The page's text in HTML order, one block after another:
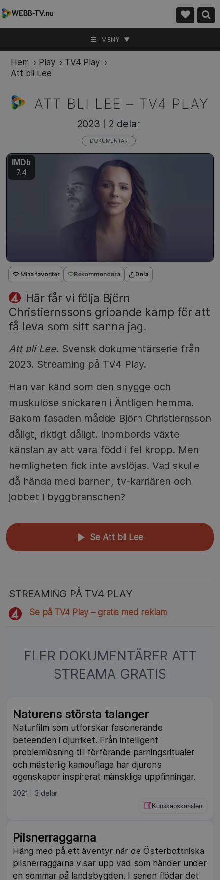
MENY ▼
Hem › Play › TV4 Play ›
Att bli Lee
ATT BLI LEE – TV4 PLAY
♡ Mina favoriter Rekommendera Dela
Här får vi följa Björn
Christiernssons gripande kamp för att
få leva som sitt sanna jag.
Att bli Lee. Svensk dokumentärserie från
2023. Streaming på TV4 Play.
Han var känd som den snygge och
muskulöse snickaren i Äntligen hemma.
Bakom fasaden mådde Björn Christiernsson
dåligt, riktigt dåligt. Inombords växte
känslan av att vara född i fel kropp. Men
hemligheten fick inte avslöjas. Vad skulle
då hända med barnen, tv-karriären och
jobbet i byggbranschen?
▲ Se Att bli Lee
STREAMING PÅ TV4 PLAY
Se på TV4 Play – gratis med reklam
2023 2 delar
DOKUMENTÄR
IMDb
7.4
FLER DOKUMENTÄRER ATT
STREAMA GRATIS
Naturens största talanger
Naturfilm som utforskar fascinerande
beteenden i djurriket. Från intelligent
problemlösning till förförande parningsritualer
och mästerlig kamouflage har djurens
egenskaper inspirerat mänskliga uppfinningar.
2021 3 delar
Kunskapskanalen
Pilsnerraggarna
Häng med på ett äventyr när de Österbottniska
pilsnerraggarna visar upp vad som händer under
en sommar på landsbygden. I serien flödar det